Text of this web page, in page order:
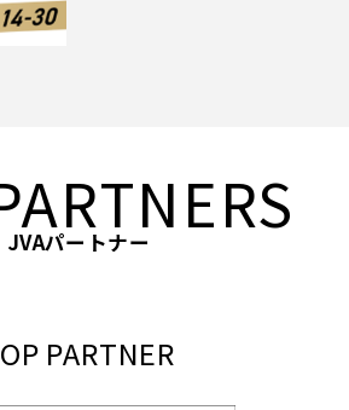
JVAパートナー
PARTNER